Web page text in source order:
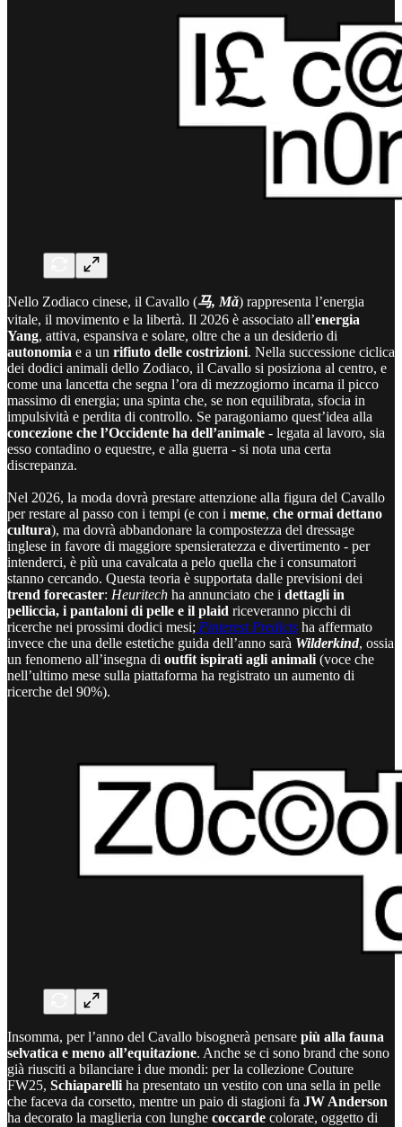
Nello Zodiaco cinese, il Cavallo (马, Mǎ) rappresenta l’energia
vitale, il movimento e la libertà. Il 2026 è associato all’energia
Yang, attiva, espansiva e solare, oltre che a un desiderio di
autonomia e a un rifiuto delle costrizioni. Nella successione ciclica
dei dodici animali dello Zodiaco, il Cavallo si posiziona al centro, e
come una lancetta che segna l’ora di mezzogiorno incarna il picco
massimo di energia; una spinta che, se non equilibrata, sfocia in
impulsività e perdita di controllo. Se paragoniamo quest’idea alla
concezione che l’Occidente ha dell’animale - legata al lavoro, sia
esso contadino o equestre, e alla guerra - si nota una certa
discrepanza.
Nel 2026, la moda dovrà prestare attenzione alla figura del Cavallo
per restare al passo con i tempi (e con i meme, che ormai dettano
cultura), ma dovrà abbandonare la compostezza del dressage
inglese in favore di maggiore spensieratezza e divertimento - per
intenderci, è più una cavalcata a pelo quella che i consumatori
stanno cercando. Questa teoria è supportata dalle previsioni dei
trend forecaster: Heuritech ha annunciato che i dettagli in
pelliccia, i pantaloni di pelle e il plaid riceveranno picchi di
ricerche nei prossimi dodici mesi; Pinterest Predicts ha affermato
invece che una delle estetiche guida dell’anno sarà Wilderkind, ossia
un fenomeno all’insegna di outfit ispirati agli animali(voce che
nell’ultimo mese sulla piattaforma ha registrato un aumento di
ricerche del 90%).
Insomma, per l’anno del Cavallo bisognerà pensare più alla fauna
selvatica e meno all’equitazione. Anche se ci sono brand che sono
già riusciti a bilanciare i due mondi: per la collezione Couture
FW25, Schiaparelliha presentato un vestito con una sella in pelle
che faceva da corsetto, mentre un paio di stagioni fa JW Anderson
ha decorato la maglieria con lunghe coccarde colorate, oggetto di